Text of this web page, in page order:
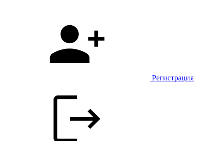
Регистрация